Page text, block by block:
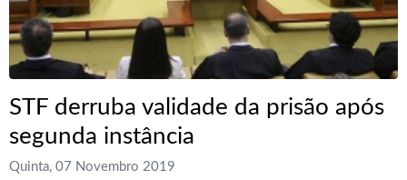
STF derruba validade da prisão após
segunda instância
Quinta, 07 Novembro 2019